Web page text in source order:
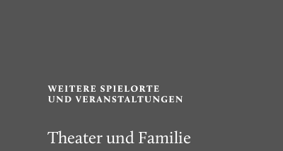
Theater und Familie